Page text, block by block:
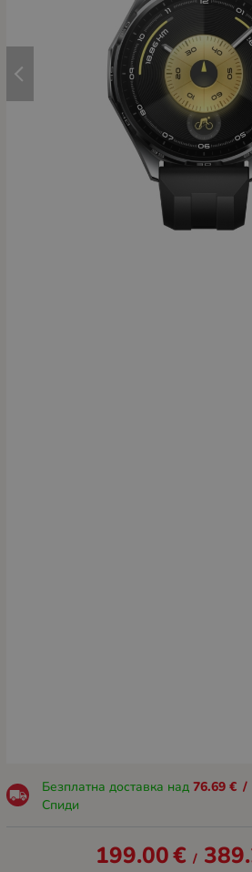
Безплатна доставка над 76.69 € /
Спиди
199.00€ /